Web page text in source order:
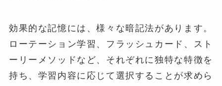
効果的な記憶には、様々な暗記法があります。
ローテーション学習、フラッシュカード、スト
ーリーメソッドなど、それぞれに独特な特徴を
持ち、学習内容に応じて選択することが求めら